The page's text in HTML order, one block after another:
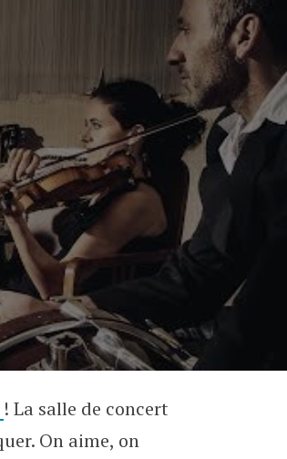
! La salle de concert
On aime, on